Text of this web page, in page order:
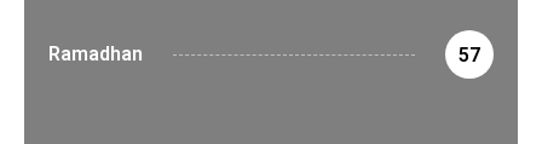
Ramadhan 57